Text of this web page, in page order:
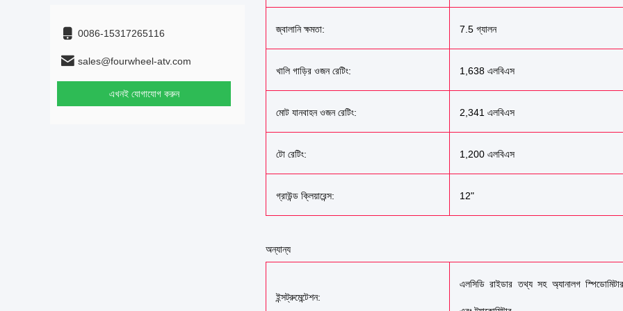
0086-15317265116
sales@fourwheel-atv.com
এখনই যোগাযোগ করুন
জ্বালানি ক্ষমতা: 7.5 গ্যালন
খালি গাড়ির ওজন রেটিং: 1,638 এলবিএস
মোট যানবাহন ওজন রেটিং: 2,341 এলবিএস
টো রেটিং: 1,200 এলবিএস
গ্রাউন্ড ক্লিয়ারেন্স: 12"
অন্যান্য
ইন্সট্রুমেন্টেশন:
এলসিডি রাইডার তথ্য সহ অ্যানালগ স্পিডোমিটার